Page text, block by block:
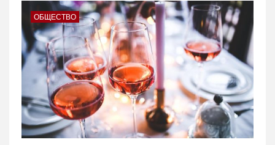
ОБЩЕСТВО